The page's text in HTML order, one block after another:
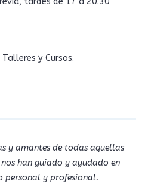
Talleres y Cursos.
y amantes de todas aquellas
han guiado y ayudado en
personal y profesional.